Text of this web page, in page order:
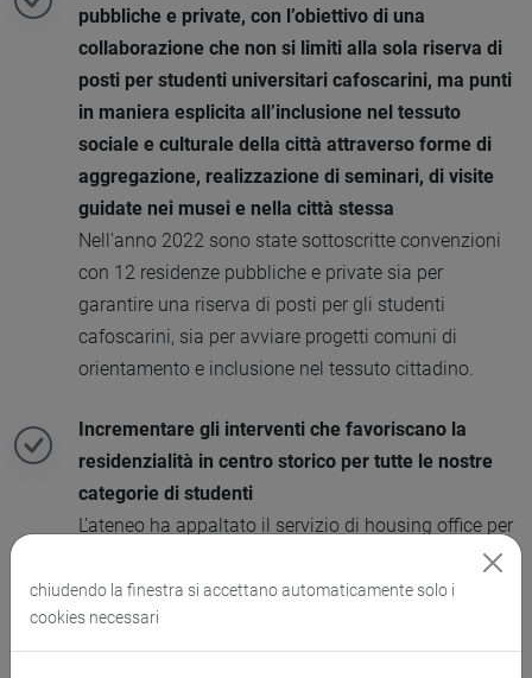
pubbliche e private, con l’obiettivo di una
collaborazione che non si limiti alla sola riserva di
posti per studenti universitari cafoscarini, ma punti
in maniera esplicita all’inclusione nel tessuto
sociale e culturale della città attraverso forme di
aggregazione, realizzazione di seminari, di visite
guidate nei musei e nella città stessa
Nell'anno 2022 sono state sottoscritte convenzioni
con 12 residenze pubbliche e private sia per
garantire una riserva di posti per gli studenti
cafoscarini, sia per avviare progetti comuni di
orientamento e inclusione nel tessuto cittadino.
Incrementare gli interventi che favoriscano la
residenzialità in centro storico per tutte le nostre
categorie di studenti
L’ateneo ha appaltato il servizio di housing office per
disposizione dei nostri studenti. Ha inoltre
sottoscritto accordi con le residenze pubbliche e
private del territorio per una riserva di posti per gli
chiudendo la finestra si accettano automaticamente solo i
cookies necessari